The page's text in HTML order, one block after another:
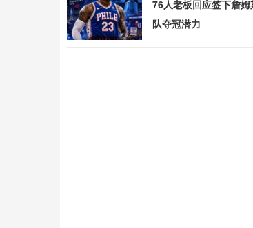
76人老板回应签下詹
队夺冠潜力